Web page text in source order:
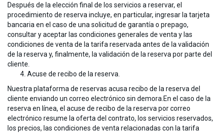
Después de la elección final de los servicios a reservar, el
procedimiento de reserva incluye, en particular, ingresar la tarjeta
bancaria en el caso de una solicitud de garantía o prepago,
consultar y aceptar las condiciones generales de venta y las
condiciones de venta de la tarifa reservada antes de la validación
de la reserva y, finalmente, la validación de la reserva por parte del
cliente.
Acuse de recibo de la reserva.
Nuestra plataforma de reservas acusa recibo de la reserva del
cliente enviando un correo electrónico sin demora.En el caso de la
reserva en línea, el acuse de recibo de la reserva por correo
electrónico resume la oferta del contrato, los servicios reservados,
los precios, las condiciones de venta relacionadas con la tarifa